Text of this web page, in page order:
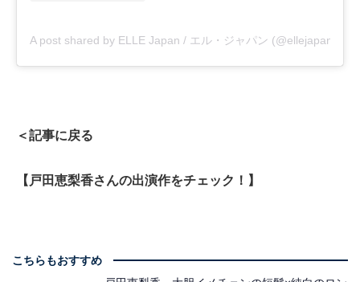
A post shared by ELLE Japan / エル・ジャパン (@ellejapan)
＜記事に戻る
【戸田恵梨香さんの出演作をチェック！】
こちらもおすすめ